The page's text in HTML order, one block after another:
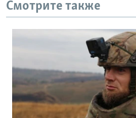
Смотрите также